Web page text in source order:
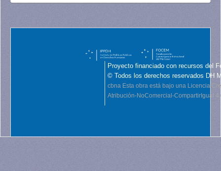
Proyecto financiado con recursos del
© Todos los derechos reservados DH
cbna Esta obra está bajo una Licencia
Atribución-NoComercial-CompartirIgual